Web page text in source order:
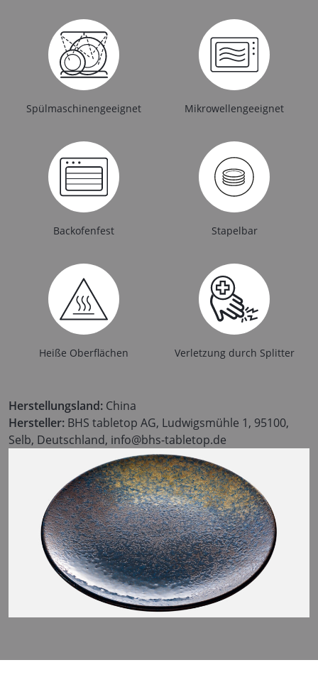
Spülmaschinengeeignet Mikrowellengeeignet
Backofenfest Stapelbar
Heiße Oberflächen Verletzung durch Splitter
Herstellungsland: China
Hersteller: BHS tabletop AG, Ludwigsmühle 1, 95100,
Selb, Deutschland, info@bhs-tabletop.de